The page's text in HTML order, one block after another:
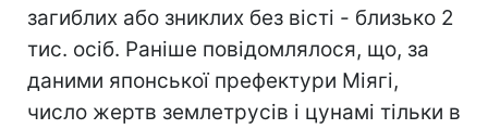
загиблих або зниклих без вісті - близько 2
тис. осіб. Раніше повідомлялося, що, за
даними японської префектури Міягі,
число жертв землетрусів і цунамі тільки в